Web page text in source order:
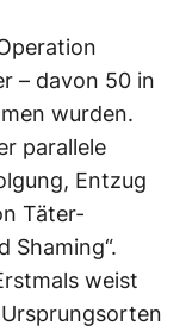
– davon 50 in
wurden.
parallele
Entzug
Täter-
Shaming“.
weist